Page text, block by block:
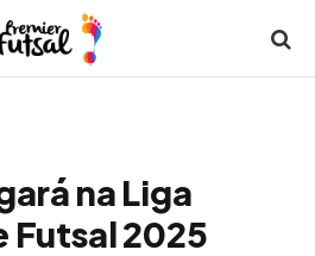
na Liga
Futsal 2025